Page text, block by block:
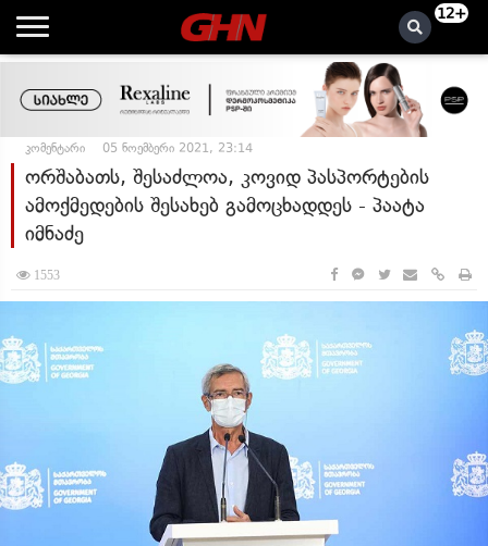
12+
კომენტარი 05 ნოემბერი 2021, 23:14
ორშაბათს, შესაძლოა, კოვიდ პასპორტების
ამოქმედების შესახებ გამოცხადდეს - პაატა
იმნაძე
1553